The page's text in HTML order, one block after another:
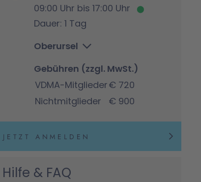
09:00 Uhr bis 17:00 Uhr
Dauer: 1 Tag
Oberursel
Gebühren (zzgl. MwSt.)
VDMA-Mitglieder€ 720
Nichtmitglieder
€ 900
JETZT ANMELDEN
Hilfe & FAQ